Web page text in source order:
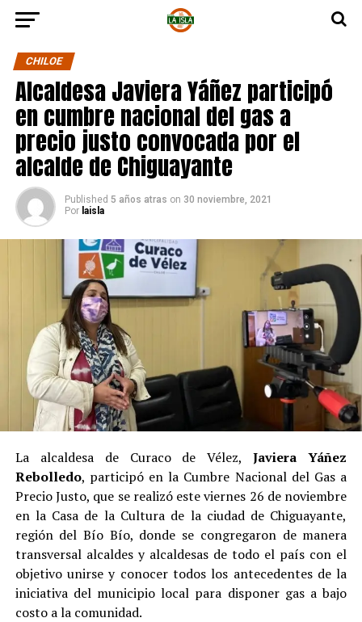
CHILOE
Alcaldesa Javiera Yáñez participó
en cumbre nacional del gas a
precio justo convocada por el
alcalde de Chiguayante
Published 5 años atras on 30 noviembre, 2021
Por laisla
La alcaldesa de Curaco de Vélez,Javiera Yáñez
Rebolledo, participó en la Cumbre Nacional del Gas a
Precio Justo, que se realizó este viernes 26 de noviembre
en la Casa de la Cultura de la ciudad de Chiguayante,
región del Bío Bío, donde se congregaron de manera
transversal alcaldes y alcaldesas de todo el país con el
objetivo unirse y conocer todos los antecedentes de la
iniciativa del municipio local para disponer gas a bajo
costo a la comunidad.